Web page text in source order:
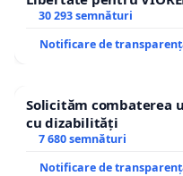
30 293 semnături
Notificare de
Solicităm combaterea
cu dizabilități
7 680 semnături
Notificare de